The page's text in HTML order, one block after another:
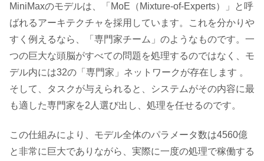
MiniMaxのモデルは、「MoE（Mixture-of-Experts）」と呼
ばれるアーキテクチャを採用しています。これを分かりや
すく例えるなら、「専門家チーム」のようなものです。一
つの巨大な頭脳がすべての問題を処理するのではなく、モ
デル内には32の「専門家」ネットワークが存在します 。
そして、タスクが与えられると、システムがその内容に最
も適した専門家を2人選び出し、処理を任せるのです。
この仕組みにより、モデル全体のパラメータ数は4560億
と非常に巨大でありながら、実際に一度の処理で稼働する